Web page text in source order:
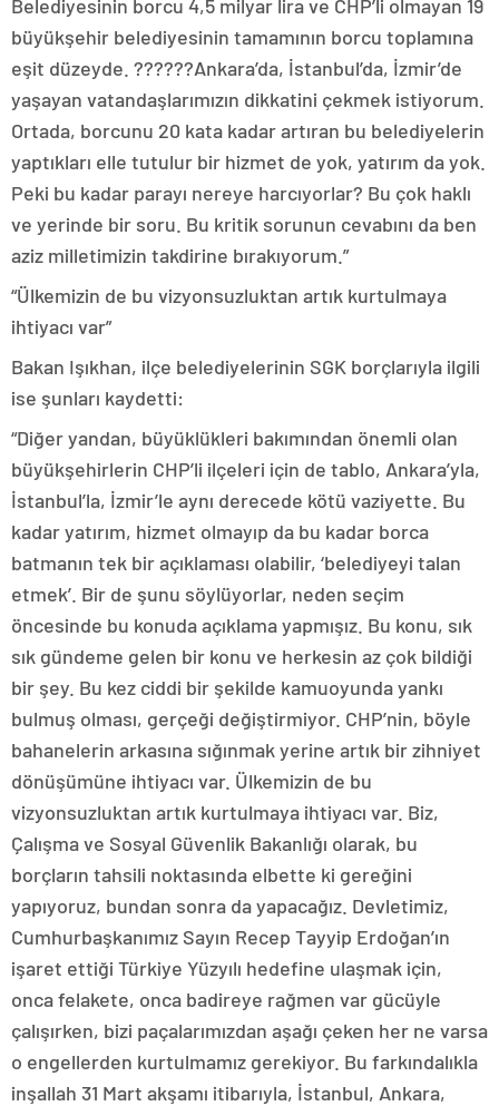
Belediyesinin borcu 4,5 milyar lira ve CHP’li olmayan 19
büyükşehir belediyesinin tamamının borcu toplamına
eşit düzeyde. ??????Ankara’da, İstanbul’da, İzmir’de
yaşayan vatandaşlarımızın dikkatini çekmek istiyorum.
Ortada, borcunu 20 kata kadar artıran bu belediyelerin
yaptıkları elle tutulur bir hizmet de yok, yatırım da yok.
Peki bu kadar parayı nereye harcıyorlar? Bu çok haklı
ve yerinde bir soru. Bu kritik sorunun cevabını da ben
aziz milletimizin takdirine bırakıyorum.”
“Ülkemizin de bu vizyonsuzluktan artık kurtulmaya
ihtiyacı var”
Bakan Işıkhan, ilçe belediyelerinin SGK borçlarıyla ilgili
ise şunları kaydetti:
“Diğer yandan, büyüklükleri bakımından önemli olan
büyükşehirlerin CHP’li ilçeleri için de tablo, Ankara’yla,
İstanbul’la, İzmir’le aynı derecede kötü vaziyette. Bu
kadar yatırım, hizmet olmayıp da bu kadar borca
batmanın tek bir açıklaması olabilir, ‘belediyeyi talan
etmek’. Bir de şunu söylüyorlar, neden seçim
öncesinde bu konuda açıklama yapmışız. Bu konu, sık
sık gündeme gelen bir konu ve herkesin az çok bildiği
bir şey. Bu kez ciddi bir şekilde kamuoyunda yankı
bulmuş olması, gerçeği değiştirmiyor. CHP’nin, böyle
bahanelerin arkasına sığınmak yerine artık bir zihniyet
dönüşümüne ihtiyacı var. Ülkemizin de bu
vizyonsuzluktan artık kurtulmaya ihtiyacı var. Biz,
Çalışma ve Sosyal Güvenlik Bakanlığı olarak, bu
borçların tahsili noktasında elbette ki gereğini
yapıyoruz, bundan sonra da yapacağız. Devletimiz,
Cumhurbaşkanımız Sayın Recep Tayyip Erdoğan’ın
işaret ettiği Türkiye Yüzyılı hedefine ulaşmak için,
onca felakete, onca badireye rağmen var gücüyle
çalışırken, bizi paçalarımızdan aşağı çeken her ne varsa
o engellerden kurtulmamız gerekiyor. Bu farkındalıkla
inşallah 31 Mart akşamı itibarıyla, İstanbul, Ankara,